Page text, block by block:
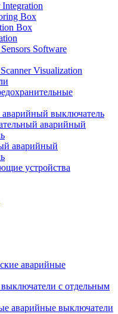
Box
Box
Software
Visualization
выключатель
аварийный
аварийный
устройства
аварийные
с отдельным
аварийные выключатели